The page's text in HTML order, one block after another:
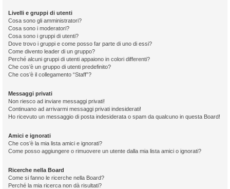
Livelli e gruppi di utenti
Cosa sono gli amministratori?
Cosa sono i moderatori?
Cosa sono i gruppi di utenti?
Dove trovo i gruppi e come posso far parte di uno di essi?
Come divento leader di un gruppo?
Perché alcuni gruppi di utenti appaiono in colori differenti?
Che cos’è un gruppo di utenti predefinito?
Che cos’è il collegamento “Staff”?
Messaggi privati
Non riesco ad inviare messaggi privati!
Continuano ad arrivarmi messaggi privati indesiderati!
Ho ricevuto un messaggio di posta indesiderata o spam da qualcuno in questa Board!
Amici e ignorati
Che cos’è la mia lista amici e ignorati?
Come posso aggiungere o rimuovere un utente dalla mia lista amici o ignorati?
Ricerche nella Board
Come si fanno le ricerche nella Board?
Perché la mia ricerca non dà risultati?